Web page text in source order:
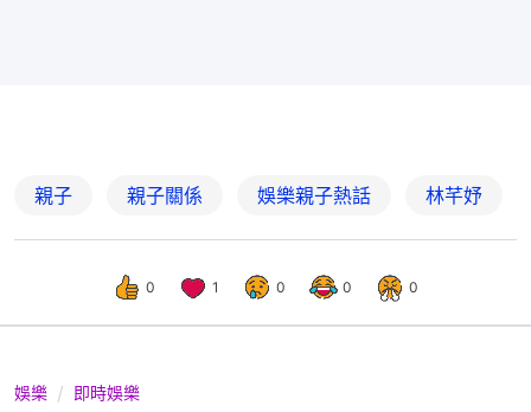
親子 親子關係 娛樂親子熱話 林芊妤
0 1 0 0 0
娛樂 即時娛樂